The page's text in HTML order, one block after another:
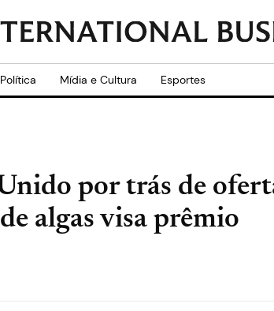
Política Mídia e Cultura Esportes
por trás de
algas visa prêmio